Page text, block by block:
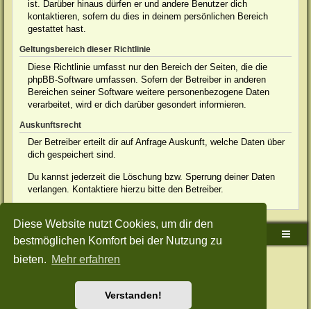
Diese Website nutzt Cookies, um dir den
bestmöglichen Komfort bei der Nutzung zu
bieten. Mehr erfahren
Verstanden!
ist. Darüber hinaus dürfen er und andere Benutzer dich
kontaktieren, sofern du dies in deinem persönlichen Bereich
gestattet hast.
Geltungsbereich dieser Richtlinie
Diese Richtlinie umfasst nur den Bereich der Seiten, die die
phpBB-Software umfassen. Sofern der Betreiber in anderen
Bereichen seiner Software weitere personenbezogene Daten
verarbeitet, wird er dich darüber gesondert informieren.
Auskunftsrecht
Der Betreiber erteilt dir auf Anfrage Auskunft, welche Daten über
dich gespeichert sind.
Du kannst jederzeit die Löschung bzw. Sperrung deiner Daten
verlangen. Kontaktiere hierzu bitte den Betreiber.
Sudden-Strike-Maps.de Hauptseite Foren-Übersicht
Powered byphpBB® Forum Software © phpBB Limited
Style: Green-Style-Split by Joyce&LunaphpBB-Style-Design
Nutzungsbedingungen